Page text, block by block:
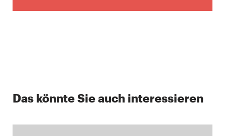
Das könnte Sie auch interessieren